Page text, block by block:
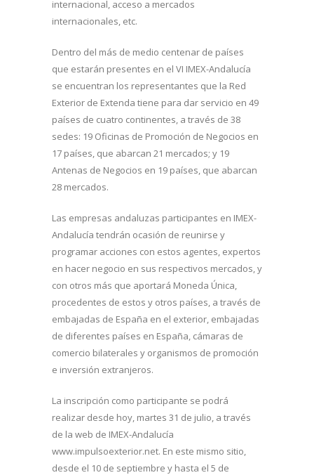
internacional, acceso a mercados
internacionales, etc.
Dentro del más de medio centenar de países
que estarán presentes en el VI IMEX-Andalucía
se encuentran los representantes que la Red
Exterior de Extenda tiene para dar servicio en 49
países de cuatro continentes, a través de 38
sedes: 19 Oficinas de Promoción de Negocios en
17 países, que abarcan 21 mercados; y 19
Antenas de Negocios en 19 países, que abarcan
28 mercados.
Las empresas andaluzas participantes en IMEX-
Andalucía tendrán ocasión de reunirse y
programar acciones con estos agentes, expertos
en hacer negocio en sus respectivos mercados, y
con otros más que aportará Moneda Única,
procedentes de estos y otros países, a través de
embajadas de España en el exterior, embajadas
de diferentes países en España, cámaras de
comercio bilaterales y organismos de promoción
e inversión extranjeros.
La inscripción como participante se podrá
realizar desde hoy, martes 31 de julio, a través
de la web de IMEX-Andalucía
www.impulsoexterior.net. En este mismo sitio,
desde el 10 de septiembre y hasta el 5 de